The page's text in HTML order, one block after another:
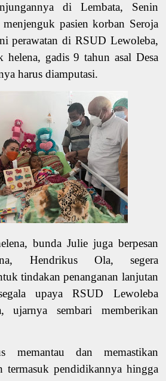
di Lembata, Senin
pasien korban Seroja
perawatan di RSUD Lewoleba,
helena, gadis 9 tahun asal Desa
harus diamputasi.
bunda Julie juga berpesan
Hendrikus Ola, segera
tindakan penanganan lanjutan
upaya RSUD Lewoleba
ujarnya sembari memberikan
memantau dan memastikan
termasuk pendidikannya hingga